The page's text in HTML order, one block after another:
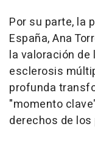
Por su parte, la
España, Ana
la valoración
esclerosis
profunda
"momento
derechos de